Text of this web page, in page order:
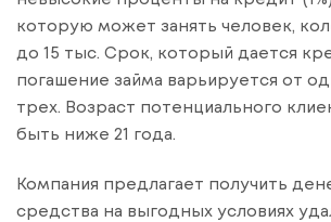
которую может занять человек,
до 15 тыс. Срок, который дается
погашение займа варьируется от
трех. Возраст потенциального
быть ниже 21 года.
Компания предлагает получить
средства на выгодных условиях